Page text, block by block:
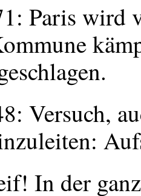
Paris wird
Versuch,
In der